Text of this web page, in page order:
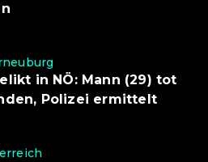
in NÖ: Mann (29) tot
Polizei ermittelt